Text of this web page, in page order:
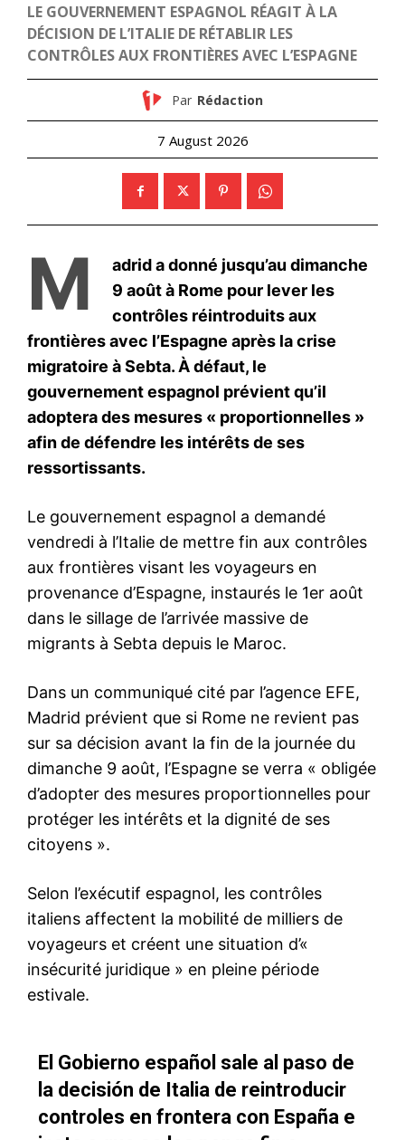
Mon compte
Tahnoon ben Zayed félicite le
du monde U20
20 October 2025
In "Nation"
Cheikh Khalifa Ben Zayd al-
d’Abu Dhabi
13 September 2017
In "Moyen-Orient"
Saad Hariri lance une société
d’investissement
technologique à Abu Dhabi,
centrée sur l’IA
In "Business"